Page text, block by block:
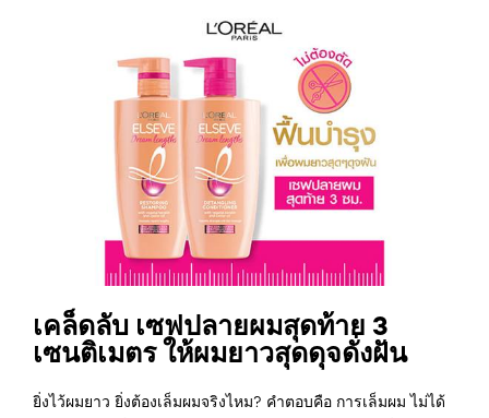
เคล็ดลับ เซฟปลายผมสุดท้าย 3
เซนติเมตร ให้ผมยาวสุดดุจดั่งฝัน
ยิ่งไว้ผมยาว ยิ่งต้องเล็มผมจริงไหม? คำตอบคือ การเล็มผม ไม่ได้